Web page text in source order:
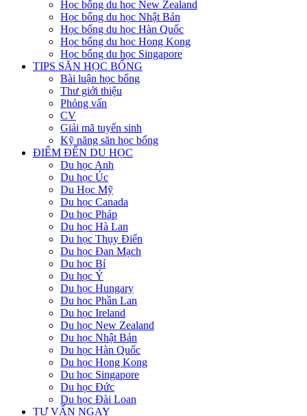
Học bổng du học New Zealand
Học bổng du học Nhật Bản
Học bổng du học Hàn Quốc
Học bổng du học Hong Kong
Học bổng du học Singapore
TIPS SĂN HỌC BỔNG
Bài luận học bổng
Thư giới thiệu
Phỏng vấn
CV
Giải mã tuyển sinh
Kỹ năng săn học bổng
ĐIỂM ĐẾN DU HỌC
Du học Anh
Du học Úc
Du Học Mỹ
Du học Canada
Du học Pháp
Du học Hà Lan
Du học Thụy Điển
Du học Đan Mạch
Du học Bỉ
Du học Ý
Du học Hungary
Du học Phần Lan
Du học Ireland
Du học New Zealand
Du học Nhật Bản
Du học Hàn Quốc
Du học Hong Kong
Du học Singapore
Du học Đức
Du học Đài Loan
TƯ VẤN NGAY